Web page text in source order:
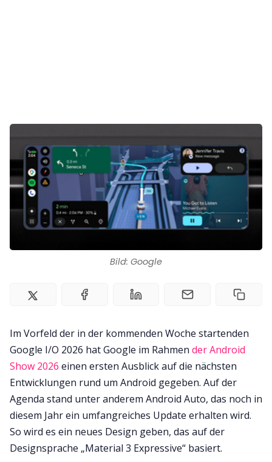
Zusammenarbeit
Kontakt
Impressum
Bild: Google
Im Vorfeld der in der kommenden Woche startenden
Google I/O 2026 hat Google im Rahmen der Android
Show 2026 einen ersten Ausblick auf die nächsten
Entwicklungen rund um Android gegeben. Auf der
Agenda stand unter anderem Android Auto, das noch in
diesem Jahr ein umfangreiches Update erhalten wird.
So wird es ein neues Design geben, das auf der
Designsprache „Material 3 Expressive“ basiert.